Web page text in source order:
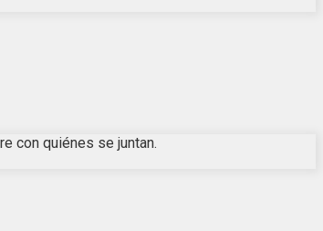
con quiénes se juntan.